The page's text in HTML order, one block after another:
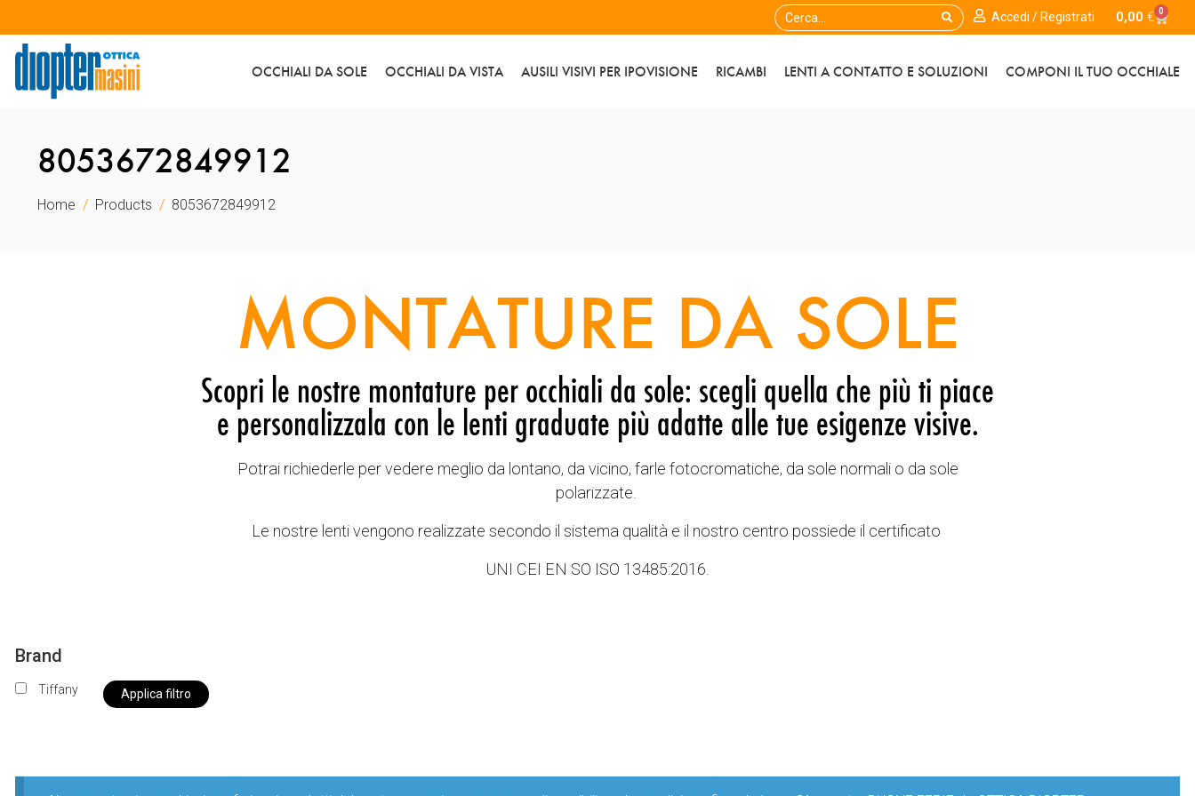
Accedi / Registrati 0,00 € 0
OCCHIALI DA SOLE OCCHIALI DA VISTA AUSILI VISIVI PER IPOVISIONE RICAMBI LENTI A CONTATTO E SOLUZIONI COMPONI IL TUO OCCHIALE
8053672849912
Home Products 8053672849912
MONTATURE DA SOLE
Scopri le nostre montature per occhiali da sole: scegli quella che più ti piace
e personalizzala con le lenti graduate più adatte alle tue esigenze visive.
Potrai richiederle per vedere meglio da lontano, da vicino, farle fotocromatiche, da sole normali o da sole
polarizzate.
Le nostre lenti vengono realizzate secondo il sistema qualità e il nostro centro possiede il certificato
UNI CEI EN SO ISO 13485:2016.
Brand
Tiffany Applica filtro